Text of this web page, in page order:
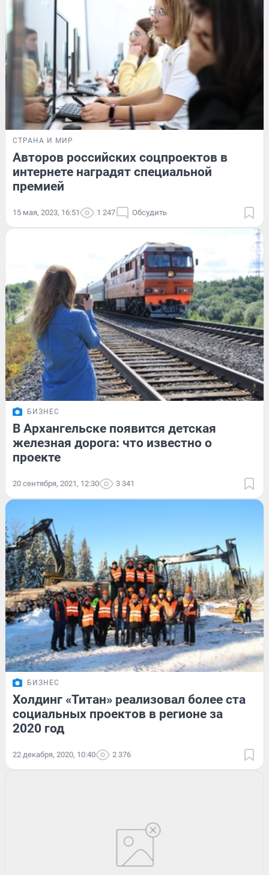
СТРАНА И МИР
Авторов российских соцпроектов в
интернете наградят специальной
премией
15 мая, 2023, 16:51 1 247 Обсудить
БИЗНЕС
В Архангельске появится детская
железная дорога: что известно о
проекте
20 сентября, 2021, 12:30 3 341
БИЗНЕС
Холдинг «Титан» реализовал более ста
социальных проектов в регионе за
2020 год
22 декабря, 2020, 10:40 2 376